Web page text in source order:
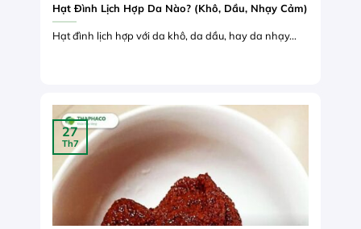
Hạt Đình Lịch Hợp Da Nào? (Khô, Dầu, Nhạy Cảm)
Hạt đình lịch hợp với da khô, da dầu, hay da nhạy...
27
Th7